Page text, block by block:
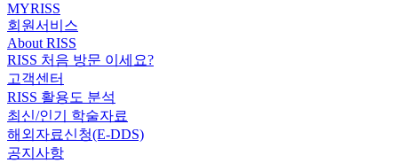
MYRISS
회원서비스
About RISS
RISS 처음 방문 이세요?
고객센터
RISS 활용도 분석
최신/인기 학술자료
해외자료신청(E-DDS)
공지사항